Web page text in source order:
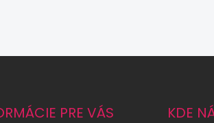
PRE VÁS KDE